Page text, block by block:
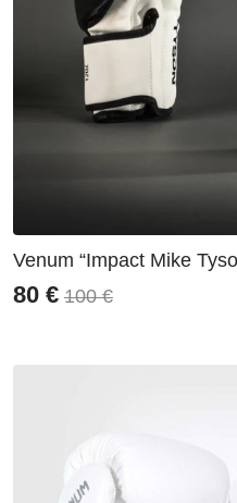
Venum “Impact Mike
100€
Original
80 €
Current